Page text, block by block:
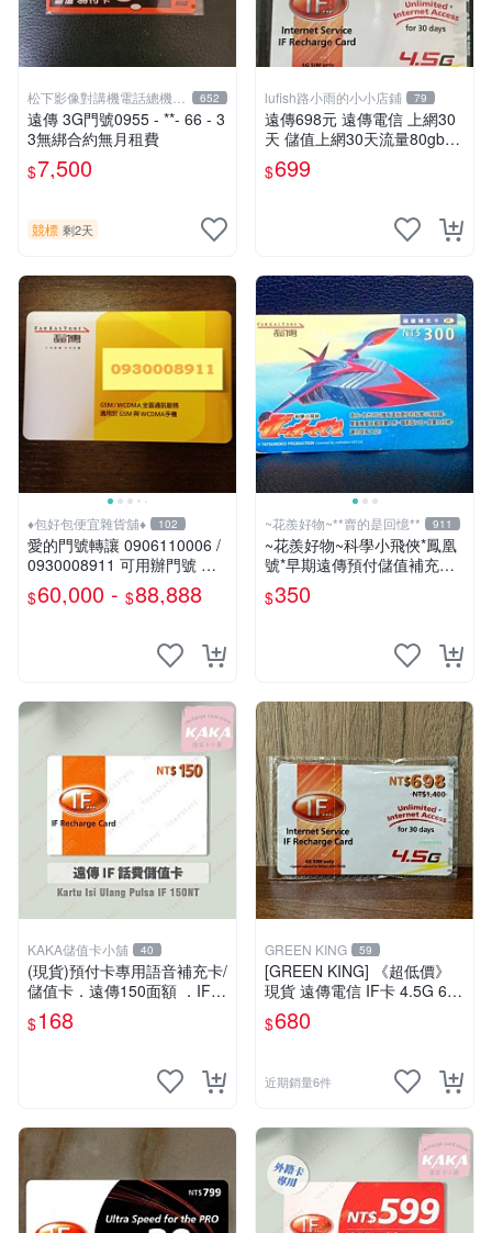
松下影像對講機電話總機專
賣店1
652
遠傳 3G門號0955 - **- 66 - 3
3無綁合約無月租費
$7,500
競標 剩2天
lufish路小雨的小小店鋪 79
遠傳698元 遠傳電信 上網30
天 儲值上網30天流量80gb超
量降速5mbps 本國人可儲值 I
F698
$699
♦包好包便宜雜貨舖♦ 102
愛的門號轉讓 0906110006 /
0930008911 可用辦門號 數
字磁場門號 相伴一生的好門
號 需過戶無合約
$60,000 - $88,888
~花羨好物~**賣的是回憶** 911
~花羨好物~科學小飛俠*鳳凰
號*早期遠傳預付儲值補充卡
一609
$350
KAKA儲值卡小舖 40
(現貨)預付卡專用語音補充卡/
儲值卡．遠傳150面額 ．IF 1
50 [KAKA儲值卡小舖]
$168
GREEN KING 59
[GREEN KING] 《超低價》
現貨 遠傳電信 IF卡 4.5G 698
30天網路吃到飽 儲值卡 網卡
網路儲值卡 上網卡
$680
近期銷量6件